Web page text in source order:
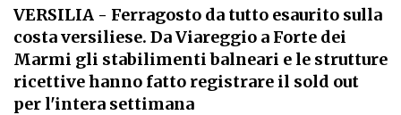
VERSILIA - Ferragosto da tutto esaurito sulla
costa versiliese. Da Viareggio a Forte dei
Marmi gli stabilimenti balneari e le strutture
ricettive hanno fatto registrare il sold out
per l'intera settimana